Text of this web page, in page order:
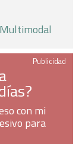
Multimodal
Publicidad
con mi
para